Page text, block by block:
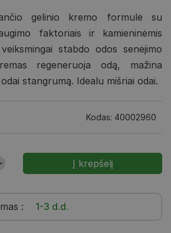
gelinio kremo formulė su
faktoriais ir kamieninėmis
stabdo odos senėjimo
regeneruoja odą, mažina
stangrumą. Idealu mišriai odai.
Kodas: 40002960
: 1-3 d.d.